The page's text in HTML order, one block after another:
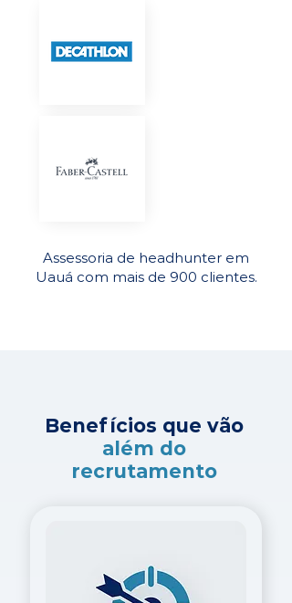
Assessoria de headhunter em
Uauá com mais de 900 clientes.
Benefícios que vão
além do
recrutamento